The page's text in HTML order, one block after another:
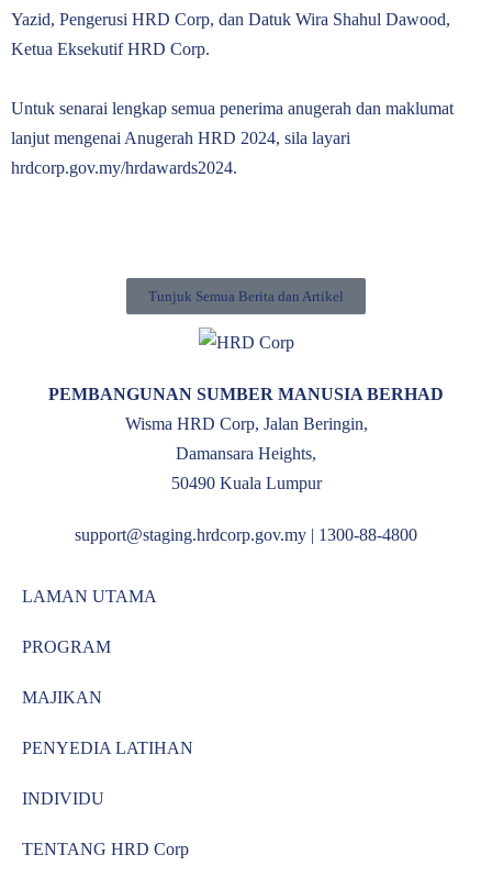
Yazid, Pengerusi HRD Corp, dan Datuk Wira Shahul Dawood,
Ketua Eksekutif HRD Corp.
Untuk senarai lengkap semua penerima anugerah dan maklumat
lanjut mengenai Anugerah HRD 2024, sila layari
hrdcorp.gov.my/hrdawards2024.
Tunjuk Semua Berita dan Artikel
PEMBANGUNAN SUMBER MANUSIA BERHAD
Wisma HRD Corp, Jalan Beringin,
Damansara Heights,
50490 Kuala Lumpur
support@staging.hrdcorp.gov.my | 1300-88-4800
LAMAN UTAMA
PROGRAM
MAJIKAN
PENYEDIA LATIHAN
INDIVIDU
TENTANG HRD Corp